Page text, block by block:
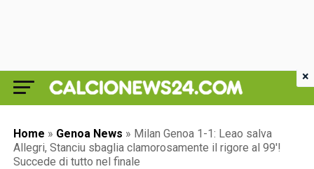
Home » Genoa News » Milan Genoa 1-1: Leao salva
Allegri, Stanciu sbaglia clamorosamente il rigore al 99′!
Succede di tutto nel finale
×